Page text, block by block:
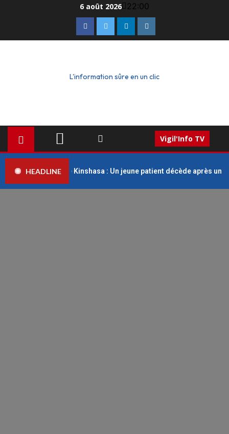
6 août 2026 22:00
L'information sûre en un clic
Vigil'Info TV
HEADLINE
de Kinshasa : Un jeune patient décède après un refus